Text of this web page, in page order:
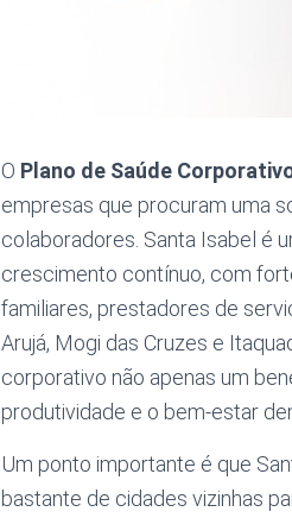
O Plano de Saúde
empresas que procuram uma
colaboradores. Santa Isabel é
crescimento contínuo, com
familiares, prestadores de
Arujá, Mogi das Cruzes e
corporativo não apenas um
produtividade e o bem-estar
Um ponto importante é que
bastante de cidades vizinhas